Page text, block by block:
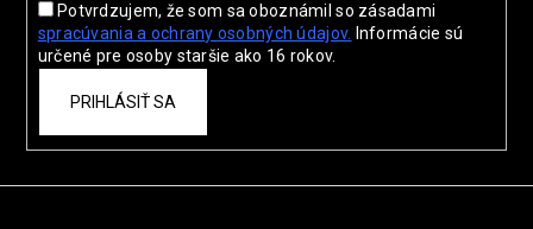
Potvrdzujem, že som sa oboznámil so zásadami
spracúvania a ochrany osobných údajov. Informácie sú
určené pre osoby staršie ako 16 rokov.
PRIHLÁSIŤ SA